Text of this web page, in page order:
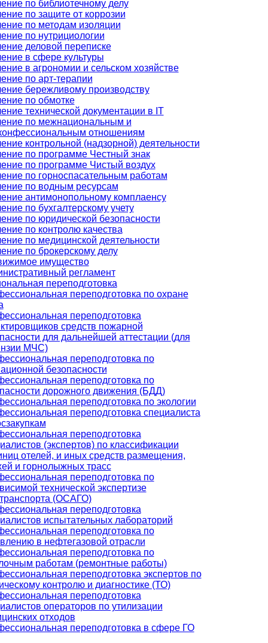
по библиотечному делу
по защите от коррозии
по методам изоляции
по нутрициологии
деловой переписке
в сфере культуры
в агрономии и сельском хозяйстве
по арт-терапии
бережливому производству
по обмотке
технической документации в IT
по межнациональным и
отношениям
контрольной (надзорной) деятельности
по программе Честный знак
по программе Чистый воздух
по горноспасательным работам
по водным ресурсам
антимонопольному комплаенсу
по бухгалтерскому учету
по юридической безопасности
по контролю качества
по медицинской деятельности
по брокерскому делу
имущество
регламент
переподготовка
переподготовка по охране
переподготовка
средств пожарной
для дальнейшей аттестации (для
МЧС)
переподготовка по
безопасности
переподготовка по
дорожного движения (БДД)
переподготовка по экологии
переподготовка специалиста
переподготовка
(экспертов) по классификации
отелей, и иных средств размещения,
и горнолыжных трасс
переподготовка по
технической экспертизе
(ОСАГО)
переподготовка
испытательных лабораторий
переподготовка по
в нефтегазовой отрасли
переподготовка по
работам (ремонтные работы)
переподготовка экспертов по
контролю и диагностике (ТО)
переподготовка
операторов по утилизации
отходов
переподготовка в сфере ГО